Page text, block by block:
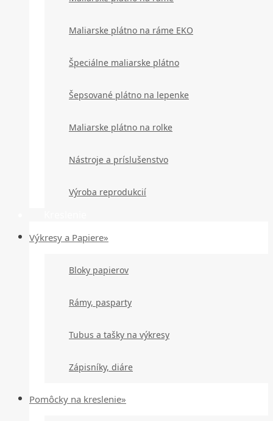
Maliarske plátno na ráme EKO
Špeciálne maliarske plátno
Šepsované plátno na lepenke
Maliarske plátno na rolke
Nástroje a príslušenstvo
Výroba reprodukcií
Výkresy a Papiere»
Bloky papierov
Rámy, pasparty
Tubus a tašky na výkresy
Zápisníky, diáre
Pomôcky na kreslenie»